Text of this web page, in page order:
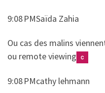
9:08 PMSaïda Zahia
​​Ou cas des malins
ou remote viewing
9:08 PMcathy lehmann